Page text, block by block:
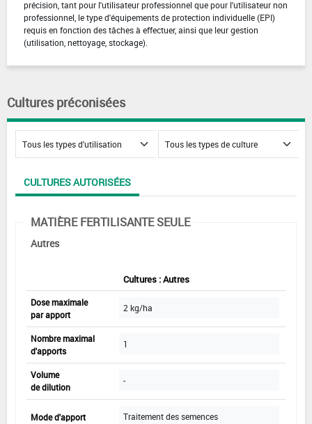
précision, tant pour l'utilisateur professionnel que pour l'utilisateur non
professionnel, le type d'équipements de protection individuelle (EPI)
requis en fonction des tâches à effectuer, ainsi que leur gestion
(utilisation, nettoyage, stockage).
Cultures préconisées
CULTURES AUTORISÉES
MATIÈRE FERTILISANTE SEULE
Autres
Cultures : Autres
Dose maximale
par apport
2 kg/ha
Nombre maximal
d'apports
1
Volume
de dilution
-
Mode d'apport Traitement des semences